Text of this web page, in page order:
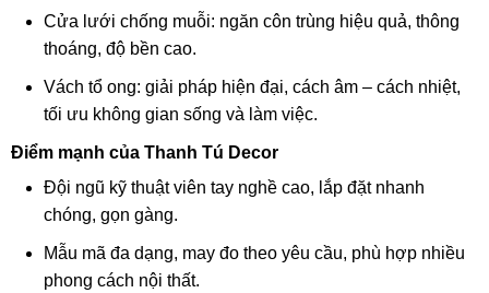
Cửa lưới chống muỗi: ngăn côn trùng hiệu quả, thông
thoáng, độ bền cao.
Vách tổ ong: giải pháp hiện đại, cách âm – cách nhiệt,
tối ưu không gian sống và làm việc.
Điểm mạnh của Thanh Tú Decor
Đội ngũ kỹ thuật viên tay nghề cao, lắp đặt nhanh
chóng, gọn gàng.
Mẫu mã đa dạng, may đo theo yêu cầu, phù hợp nhiều
phong cách nội thất.